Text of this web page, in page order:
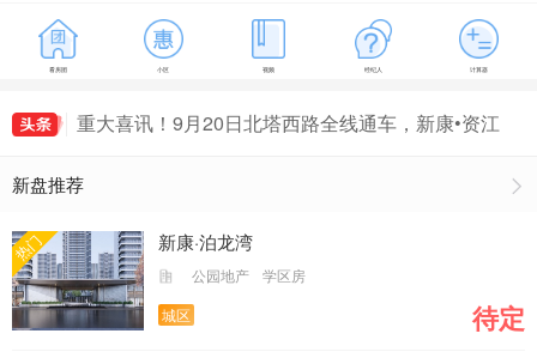
看房团 小区 视频 经纪人 计算器
大汉滨江国际|24h江岸生活图鉴
重大喜讯！9月20日北塔西路全线通车，新康资江
赛劲爆来袭，麦霸速来~
重大喜讯！9月20日北塔西路全线通车，新康•资江
新盘推荐
热门 新康·泊龙湾
公园地产
学区房
城区
待定